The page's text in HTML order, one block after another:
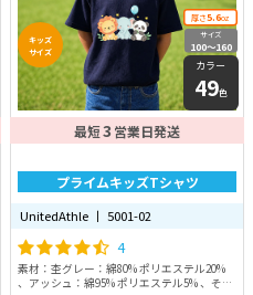
キッズ
サイズ
厚さ5.6oz
サイズ
100〜160
カラー
49色
最短3 営業日発送
プライムキッズTシャツ
UnitedAthle 丨 5001-02
4
素材：杢グレー：綿80% ポリエステル20%
、アッシュ：綿95% ポリエステル5% 、その